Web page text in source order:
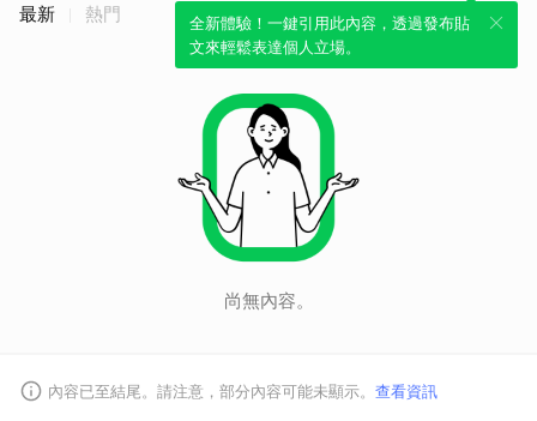
全新體驗！一鍵引用此內容，透過發布貼
文來輕鬆表達個人立場。
最新 熱門
尚無內容。
內容已至結尾。請注意，部分內容可能未顯示。 查看資訊